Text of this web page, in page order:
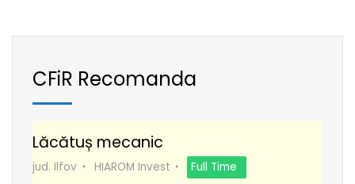
CFiR Recomanda
Lăcătuș mecanic
jud. Ilfov HIAROM Invest Full Time